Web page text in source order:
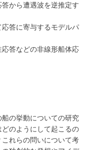
から遭遇波を逆推定す
答に寄与するモデルパ
答などの非線形船体応
の挙動についての研究
のようにして起こるの
れらの問いについて考